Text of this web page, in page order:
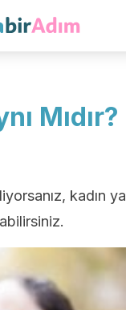
Mıdır?
kadın ya